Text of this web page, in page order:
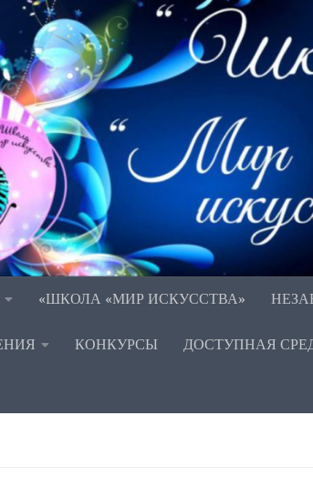
«ШКОЛА «МИР ИСКУССТВА»
КОНКУРСЫ ДОСТУПНАЯ